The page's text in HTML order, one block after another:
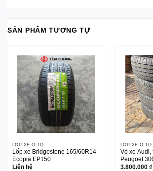
SẢN PHẨM TƯƠNG TỰ
LỐP XE Ô TÔ
Lốp xe Bridgestone 165/60R14
Ecopia EP150
Liên hệ
LỐP XE Ô TÔ
Vỏ xe Audi,
Peugoet
225/55R18
3.800.000 ₫